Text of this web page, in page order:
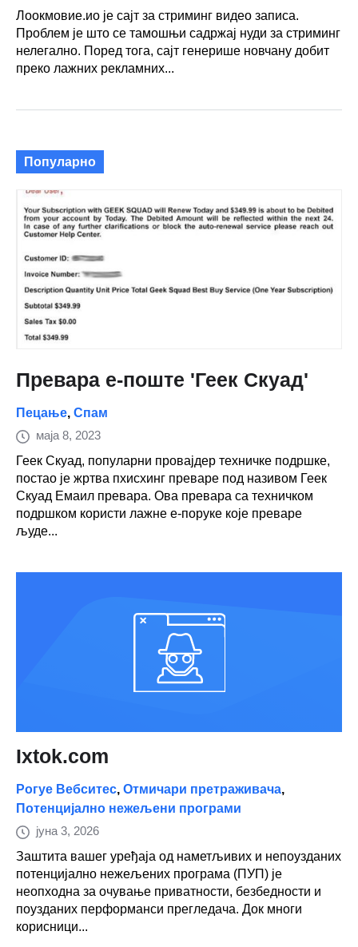
Лоокмовие.ио је сајт за стриминг видео записа.
Проблем је што се тамошњи садржај нуди за стриминг
нелегално. Поред тога, сајт генерише новчану добит
преко лажних рекламних...
Популарно
Превара е-поште 'Геек Скуад'
Пецање, Спам
маја 8, 2023
Геек Скуад, популарни провајдер техничке подршке,
постао је жртва пхисхинг преваре под називом Геек
Скуад Емаил превара. Ова превара са техничком
подршком користи лажне е-поруке које преваре
људе...
Ixtok.com
Рогуе Вебситес, Отмичари претраживача,
Потенцијално нежељени програми
јуна 3, 2026
Заштита вашег уређаја од наметљивих и непоузданих
потенцијално нежељених програма (ПУП) је
неопходна за очување приватности, безбедности и
поузданих перформанси прегледача. Док многи
корисници...